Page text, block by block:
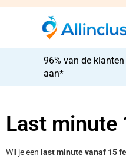
96% van de
aan*
Last minute
Wil je een last minute vanaf 15